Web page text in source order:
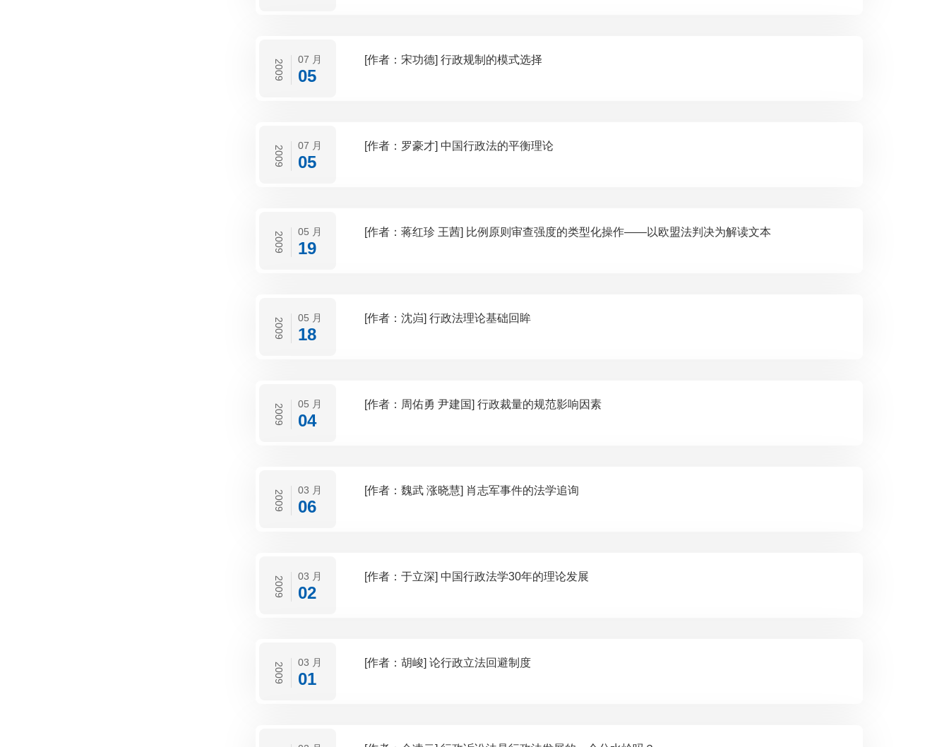
2009 07 月
05
[作者：宋功德] 行政规制的模式选择
2009 07 月
05
[作者：罗豪才] 中国行政法的平衡理论
2009 05 月
19
[作者：蒋红珍 王茜] 比例原则审查强度的类型化操作——以欧盟法判决为解读文本
2009 05 月
18
[作者：沈岿] 行政法理论基础回眸
2009 05 月
04
[作者：周佑勇 尹建国] 行政裁量的规范影响因素
2009 03 月
06
[作者：魏武 涨晓慧] 肖志军事件的法学追询
2009 03 月
02
[作者：于立深] 中国行政法学30年的理论发展
2009 03 月
01
[作者：胡峻] 论行政立法回避制度